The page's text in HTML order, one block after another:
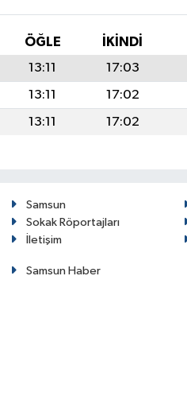
ÖĞLE İKINDI
13:11 17:03
13:11 17:02
13:11 17:02
Samsun
Sokak Röportajları
İletişim
Samsun Haber